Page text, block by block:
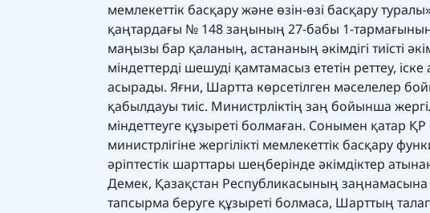
мемлекеттік басқару және өзін-өзі басқару
қаңтардағы № 148 заңының 27-бабы 1-
маңызы бар қаланың, астананың әкімдігі тиісті
міндеттерді шешуді қамтамасыз ететін реттеу,
асырады. Яғни, Шартта көрсетілген мәселелер
қабылдауы тиіс. Министрліктің заң бойынша
міндеттеуге құзыреті болмаған. Сонымен қатар
министрлігіне жергілікті мемлекеттік басқару
әріптeстік шарттары шеңберінде әкімдіктер
Демек, Қазақстан Республикасының заңнамасына
тапсырма беруге құзыреті болмаса, Шарттың